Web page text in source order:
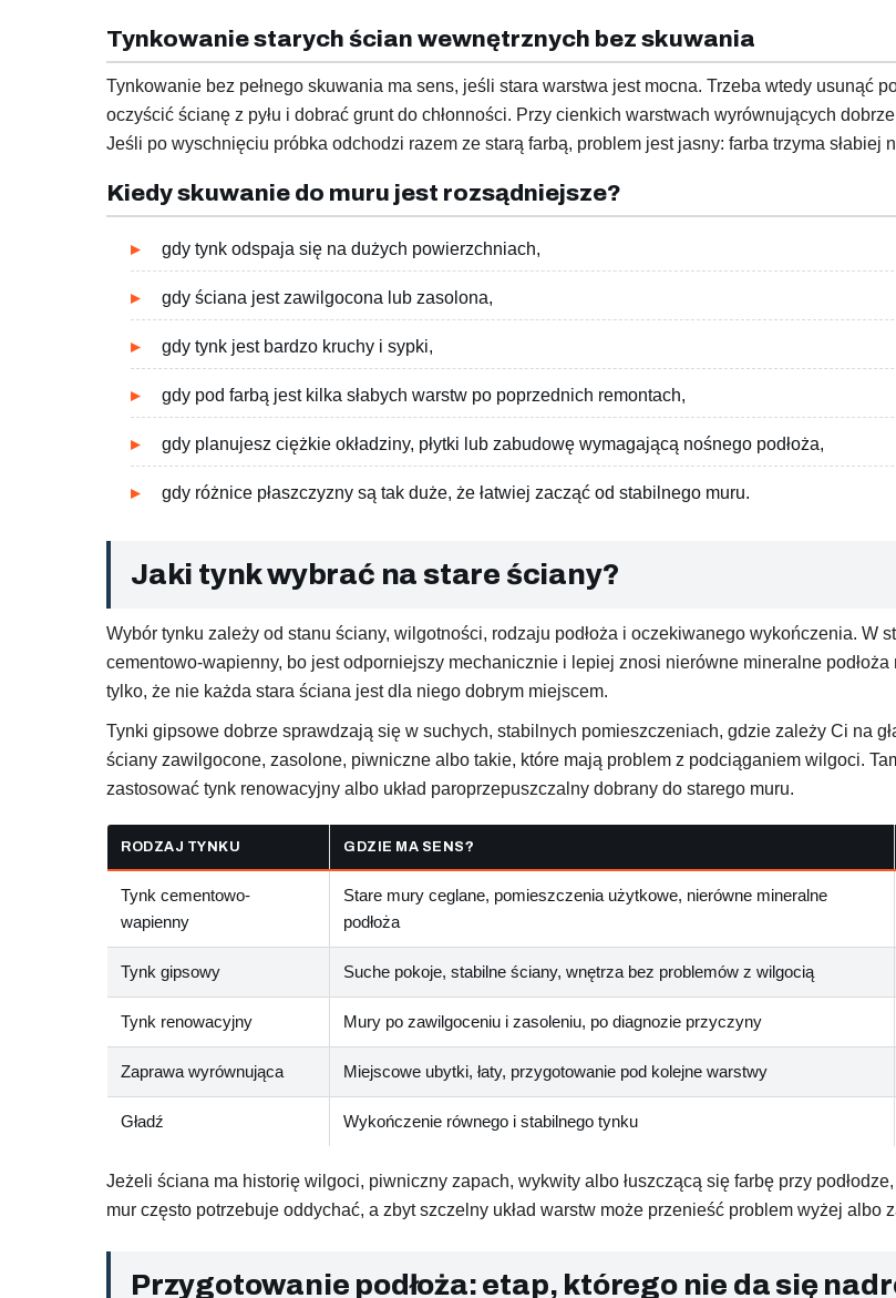
Tynkowanie starych ścian wewnętrznych bez skuwania
Tynkowanie bez pełnego skuwania ma sens, jeśli stara warstwa jest mocna. Trzeba wtedy usunąć
oczyścić ścianę z pyłu i dobrać grunt do chłonności. Przy cienkich warstwach wyrównujących
Jeśli po wyschnięciu próbka odchodzi razem ze starą farbą, problem jest jasny: farba trzyma słabiej
Kiedy skuwanie do muru jest rozsądniejsze?
gdy tynk odspaja się na dużych powierzchniach,
gdy ściana jest zawilgocona lub zasolona,
gdy tynk jest bardzo kruchy i sypki,
gdy pod farbą jest kilka słabych warstw po poprzednich remontach,
gdy planujesz ciężkie okładziny, płytki lub zabudowę wymagającą nośnego podłoża,
gdy różnice płaszczyzny są tak duże, że łatwiej zacząć od stabilnego muru.
Jaki tynk wybrać na stare ściany?
Wybór tynku zależy od stanu ściany, wilgotności, rodzaju podłoża i oczekiwanego wykończenia. W
cementowo-wapienny, bo jest odporniejszy mechanicznie i lepiej znosi nierówne mineralne
tylko, że nie każda stara ściana jest dla niego dobrym miejscem.
Tynki gipsowe dobrze sprawdzają się w suchych, stabilnych pomieszczeniach, gdzie zależy Ci na
ściany zawilgocone, zasolone, piwniczne albo takie, które mają problem z podciąganiem wilgoci.
zastosować tynk renowacyjny albo układ paroprzepuszczalny dobrany do starego muru.
RODZAJ TYNKU GDZIE MA SENS?
Tynk cementowo-
wapienny
Stare mury ceglane, pomieszczenia użytkowe, nierówne mineralne
podłoża
Tynk gipsowy Suche pokoje, stabilne ściany, wnętrza bez problemów z wilgocią
Tynk renowacyjny Mury po zawilgoceniu i zasoleniu, po diagnozie przyczyny
Zaprawa wyrównująca Miejscowe ubytki, łaty, przygotowanie pod kolejne warstwy
Gładź Wykończenie równego i stabilnego tynku
Jeżeli ściana ma historię wilgoci, piwniczny zapach, wykwity albo łuszczącą się farbę przy
mur często potrzebuje oddychać, a zbyt szczelny układ warstw może przenieść problem wyżej albo
Przygotowanie podłoża: etap, którego nie da się